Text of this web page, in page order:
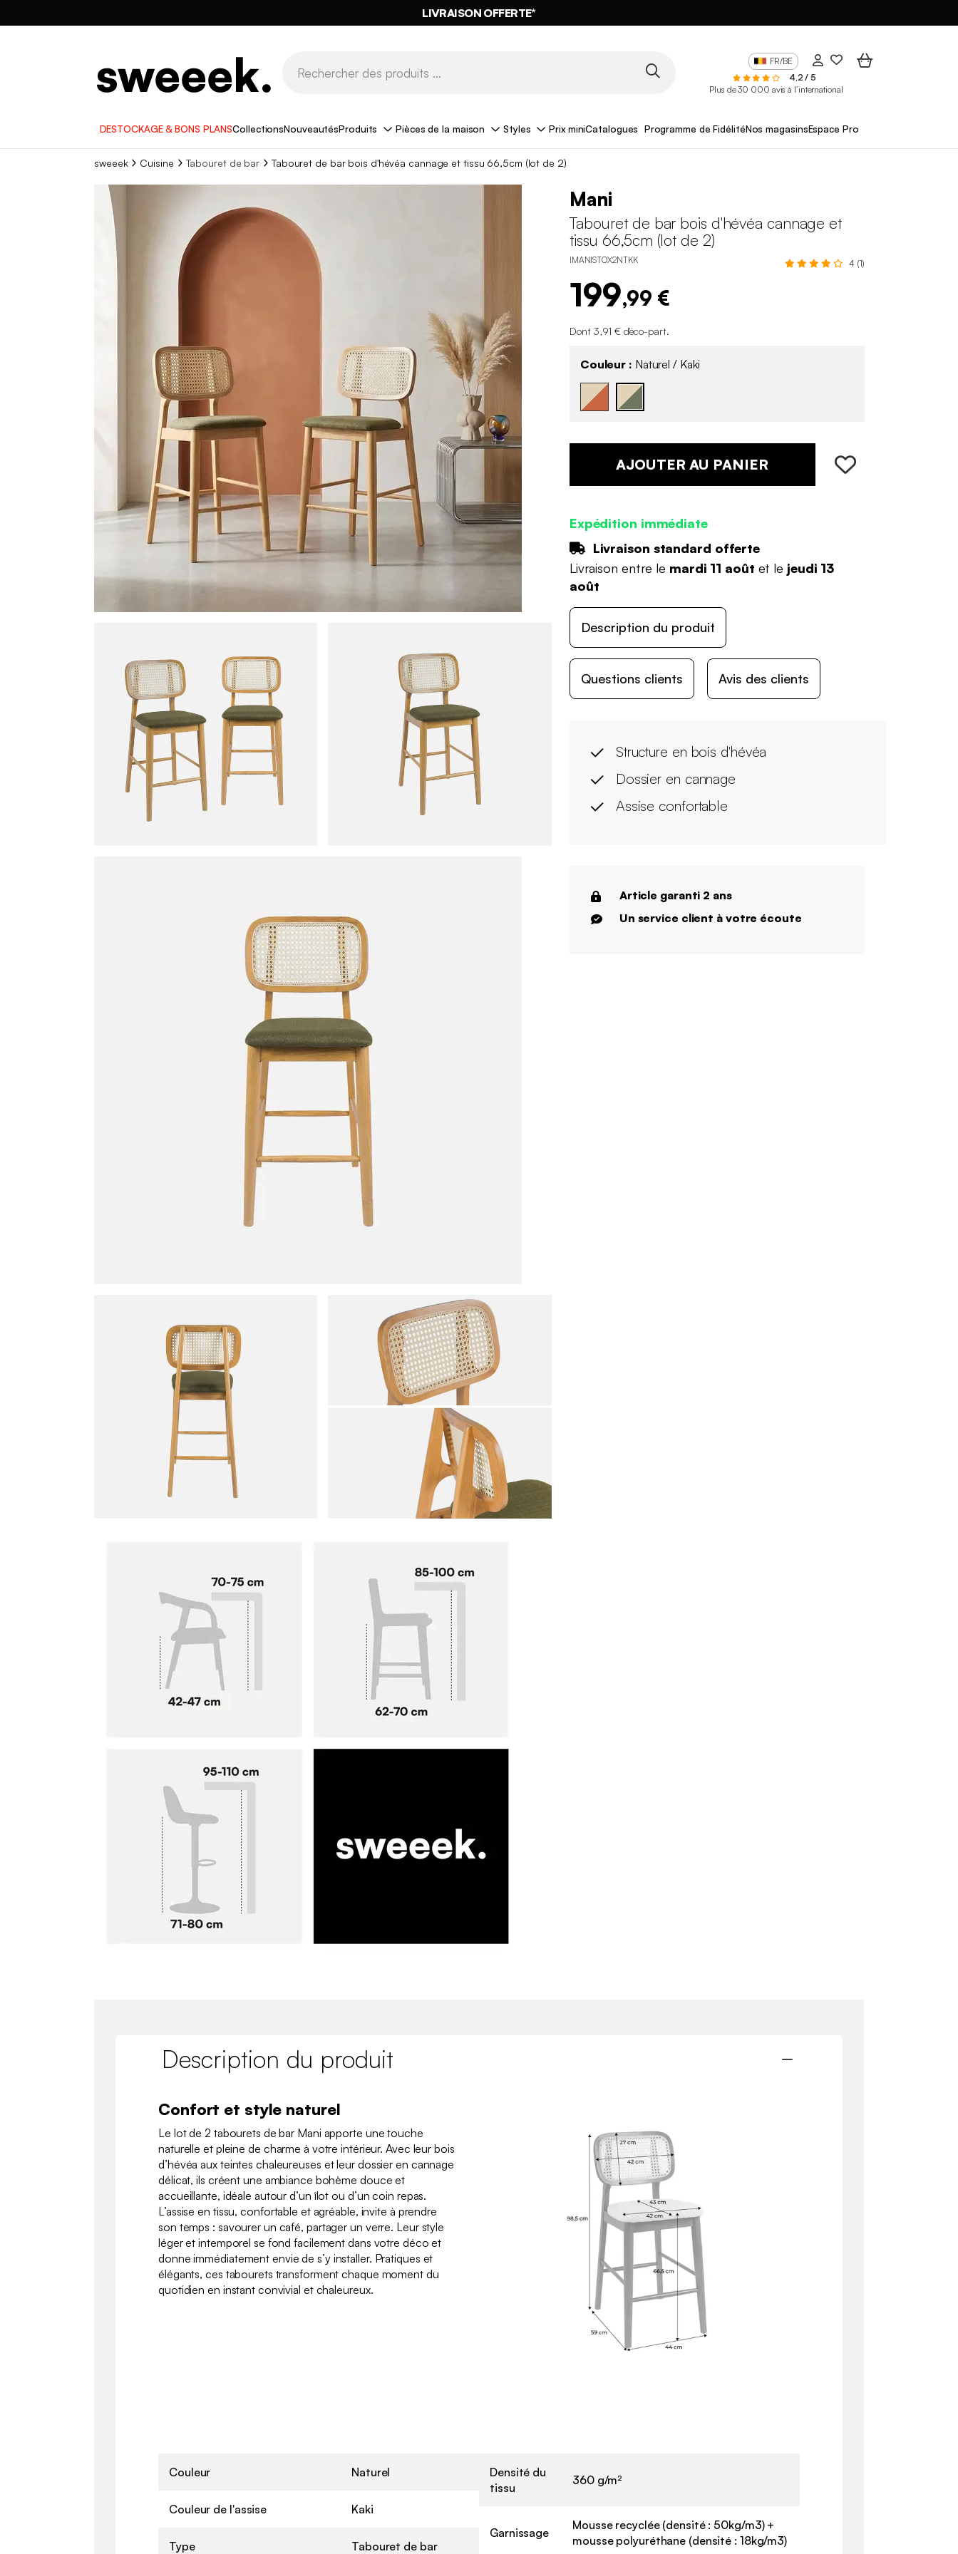
LIVRAISON OFFERTE*
FR/BE
4,2 / 5
Plus de 30 000 avis à l’international
DESTOCKAGE & BONS PLANSCollectionsNouveautésProduits Pièces de la maison Styles Prix miniCatalogues Programme de FidélitéNos magasinsEspace Pro
sweeek Cuisine Tabouret de bar Tabouret de bar bois d'hévéa cannage et tissu 66,5cm (lot de 2)
Mani
Tabouret de bar bois d'hévéa cannage et
tissu 66,5cm (lot de 2)
IMANISTOX2NTKK 4 (1)
199,99 €
Dont 3,91 € d'éco-part.
Couleur : Naturel / Kaki
AJOUTER AU PANIER
Expédition immédiate
Livraison standard offerte
Livraison entre le mardi 11 août et le jeudi 13
août
Description du produit
Questions clients Avis des clients
Structure en bois d'hévéa
Dossier en cannage
Assise confortable
Article garanti 2 ans
Un service client à votre écoute
Description du produit
Confort et style naturel
Le lot de 2 tabourets de bar Mani apporte une touche
naturelle et pleine de charme à votre intérieur. Avec leur bois
d’hévéa aux teintes chaleureuses et leur dossier en cannage
délicat, ils créent une ambiance bohème douce et
accueillante, idéale autour d’un îlot ou d’un coin repas.
L’assise en tissu, confortable et agréable, invite à prendre
son temps : savourer un café, partager un verre. Leur style
léger et intemporel se fond facilement dans votre déco et
donne immédiatement envie de s’y installer. Pratiques et
élégants, ces tabourets transforment chaque moment du
quotidien en instant convivial et chaleureux.
Couleur Naturel
Couleur de l'assise Kaki
Type Tabouret de bar
Densité du
tissu
360 g/m²
Garnissage
Mousse recyclée (densité : 50kg/m3) +
mousse polyuréthane (densité : 18kg/m3)